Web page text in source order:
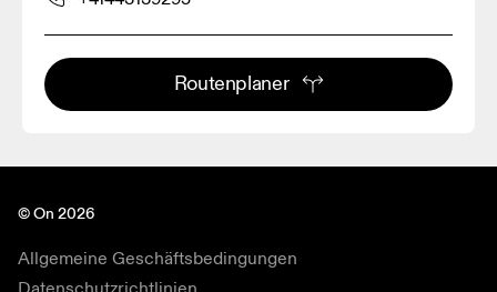
Routenplaner
© On 2026
Allgemeine Geschäftsbedingungen